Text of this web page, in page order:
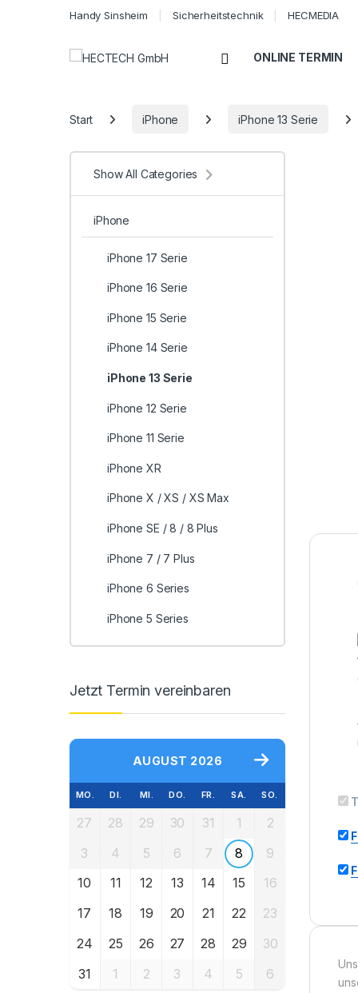
Handy Sinsheim Sicherheitstechnik HECMEDIA
Open ONLINE TERMIN
Start iPhone iPhone 13 Serie
Show All Categories
iPhone
iPhone 17 Serie
iPhone 16 Serie
iPhone 15 Serie
iPhone 14 Serie
iPhone 13 Serie
iPhone 12 Serie
iPhone 11 Serie
iPhone XR
iPhone X / XS / XS Max
iPhone SE / 8 / 8 Plus
iPhone 7 / 7 Plus
iPhone 6 Series
iPhone 5 Series
Jetzt Termin vereinbaren
AUGUST 2026
MO. DI. MI. DO. FR. SA. SO.
27 28 29 30 31 1
2
3
4 5 6 7 8
9
10
11 12 13 14 15
16
17
18 19 20 21 22
23
24
25 26 27 28 29
30
31
1 2 3 4 5 6